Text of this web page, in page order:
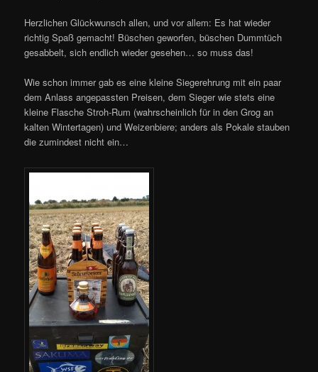
Herzlichen Glückwunsch allen, und vor allem: Es hat wieder
richtig Spaß gemacht! Büschen geworfen, büschen Dummtüch
gesabbelt, sich endlich wieder gesehen… so muss das!
Wie schon immer gab es eine kleine Siegerehrung mit ein paar
dem Anlass angepassten Preisen, dem Sieger wie stets eine
kleine Flasche Stroh-Rum (wahrscheinlich für in den Grog an
kalten Wintertagen) und Weizenbiere; anders als Pokale stauben
die zumindest nicht ein…